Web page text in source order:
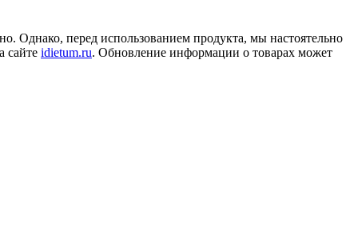
Однако, перед использованием продукта, мы настоятельно
сайте idietum.ru. Обновление информации о товарах может